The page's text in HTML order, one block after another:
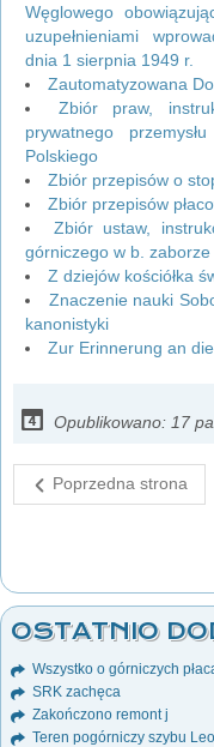
Węglowego
uzupełnieniami
dnia 1 sierpnia 1949 r.
Zautomatyzowana
Zbiór praw,
prywatnego
Polskiego
Zbiór przepisów o
Zbiór przepisów
Zbiór ustaw,
górniczego w b. zaborze
Z dziejów kościółka
Znaczenie nauki
kanonistyki
Zur Erinnerung an
Opublikowano: 17
Poprzedna strona
OSTATNIO
Wszystko o górniczych
SRK zachęca
Zakończono remont j
Teren pogórniczy szybu